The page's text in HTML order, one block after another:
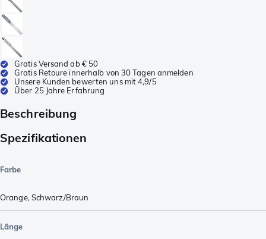
Gratis Versand ab € 50
Gratis Retoure innerhalb von 30 Tagen anmelden
Unsere Kunden bewerten uns mit 4,9/5
Über 25 Jahre Erfahrung
Beschreibung
Spezifikationen
Farbe
Orange, Schwarz/Braun
Länge